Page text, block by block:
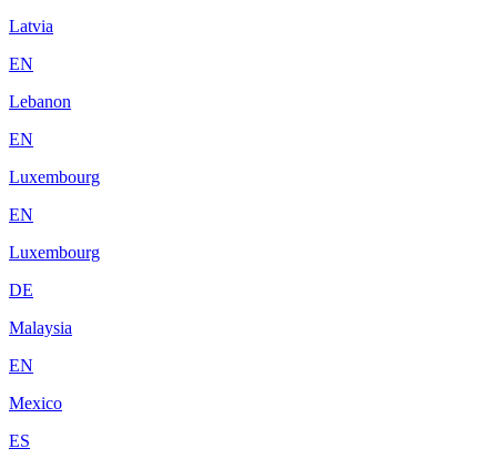
Latvia
EN
Lebanon
EN
Luxembourg
EN
Luxembourg
DE
Malaysia
EN
Mexico
ES